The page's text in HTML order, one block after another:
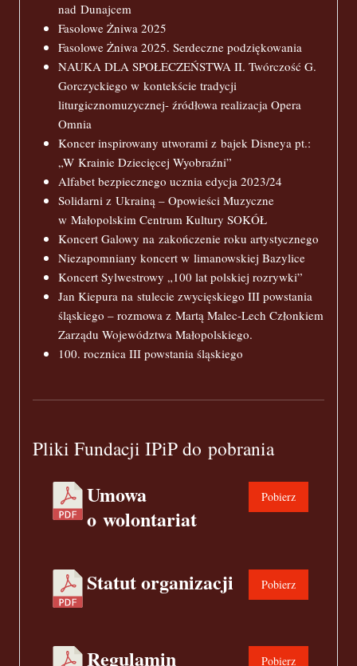
nad Dunajcem
Fasolowe Żniwa 2025
Fasolowe Żniwa 2025. Serdeczne podziękowania
NAUKA DLA SPOŁECZEŃSTWA II. Twórczość G.
Gorczyckiego w kontekście tradycji
liturgicznomuzycznej- źródłowa realizacja Opera
Omnia
Koncer inspirowany utworami z bajek Disneya pt.:
„W Krainie Dziecięcej Wyobraźni”
Alfabet bezpiecznego ucznia edycja 2023/24
Solidarni z Ukrainą – Opowieści Muzyczne
w Małopolskim Centrum Kultury SOKÓŁ
Koncert Galowy na zakończenie roku artystycznego
Niezapomniany koncert w limanowskiej Bazylice
Koncert Sylwestrowy „100 lat polskiej rozrywki”
Jan Kiepura na stulecie zwycięskiego III powstania
śląskiego – rozmowa z Martą Malec-Lech Członkiem
Zarządu Województwa Małopolskiego.
100. rocznica III powstania śląskiego
Pliki Fundacji IPiP do pobrania
Umowa
o wolontariat
Pobierz
Statut organizacji Pobierz
Regulamin
Pobierz